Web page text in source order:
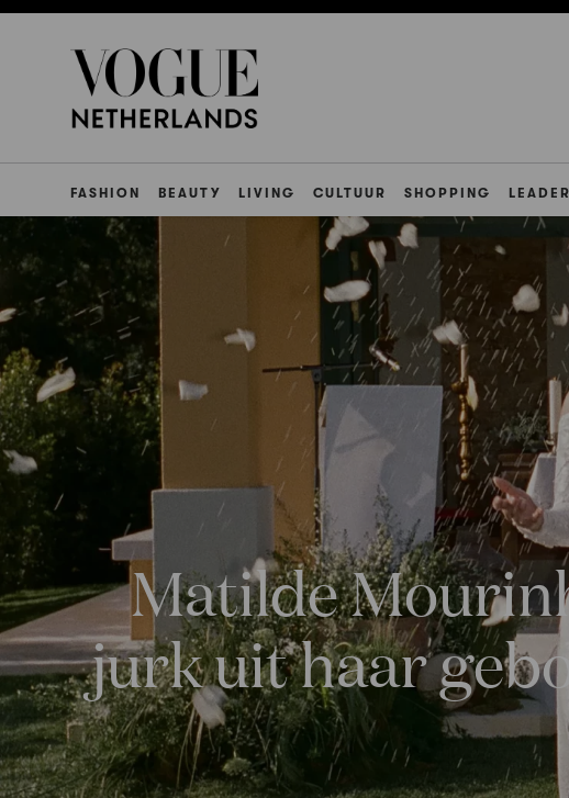
FASHION BEAUTY LIVING CULTUUR SHOPPING
Matilde
jurk uit haar